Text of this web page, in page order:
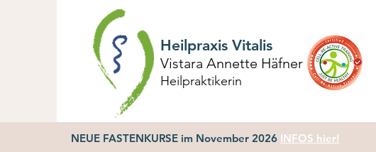
Heilpraxis Vitalis
Vistara Annette Häfner
Heilpraktikerin
NEUE FASTENKURSE im November 2026 INFOS hier!